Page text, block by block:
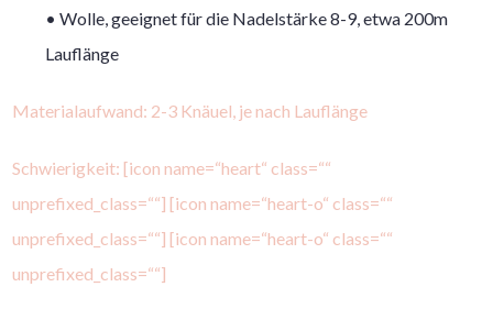
• Wolle, geeignet für die Nadelstärke 8-9, etwa 200m
Lauflänge
Materialaufwand: 2-3 Knäuel, je nach Lauflänge
Schwierigkeit: [icon name=“heart“ class=““
unprefixed_class=““] [icon name=“heart-o“ class=““
unprefixed_class=““] [icon name=“heart-o“ class=““
unprefixed_class=““]